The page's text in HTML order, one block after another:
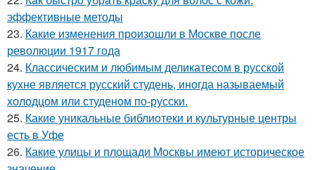
эффективные методы
23. Какие изменения произошли в Москве после
революции 1917 года
24. Классическим и любимым деликатесом в русской
кухне является русский студень, иногда называемый
холодцом или студеном по-русски.
25. Какие уникальные библиотеки и культурные центры
есть в Уфе
26. Какие улицы и площади Москвы имеют историческое